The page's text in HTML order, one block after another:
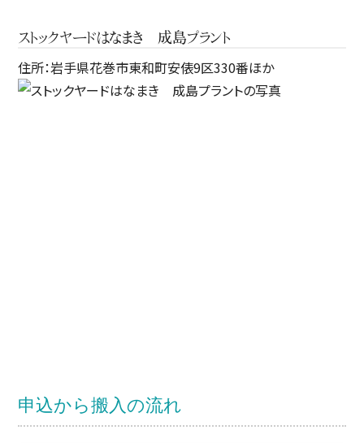
ストックヤードはなまき 成島プラント
住所：岩手県花巻市東和町安俵9区330番ほか
申込から搬入の流れ